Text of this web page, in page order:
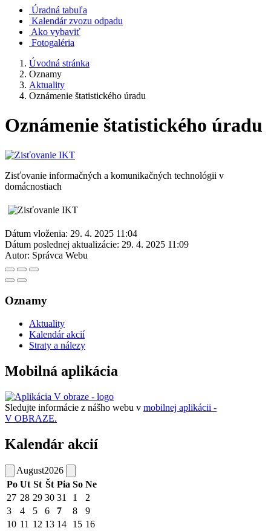
Úradná tabuľa
Kalendár zvozu odpadu
Ako vybaviť
Fotogaléria
Úvodná stránka
Oznamy
Aktuality
Oznámenie štatistického úradu
Oznámenie štatistického úradu
Zisťovanie informačných a komunikačných technológii v
domácnostiach
Dátum vloženia: 29. 4. 2025 11:04
Dátum poslednej aktualizácie: 29. 4. 2025 11:09
Autor: Správca Webu
Oznamy
Aktuality
Kalendár akcií
Straty a nálezy
Mobilná aplikácia
Sledujte informácie z nášho webu v mobilnej aplikácii -
V OBRAZE.
Kalendár akcií
August2026
Po Ut St Št Pia So Ne
27 28 29 30 31 1
2
3
4 5 6 7 8
9
10 11 12 13 14 15 16